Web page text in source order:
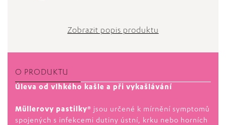
Zobrazit popis produktu
O PRODUKTU
Úleva od vlhkého kašle a při vykašlávání
Müllerovy pastilky® jsou určené k mírnění symptomů
spojených s infekcemi dutiny ústní, krku nebo horních